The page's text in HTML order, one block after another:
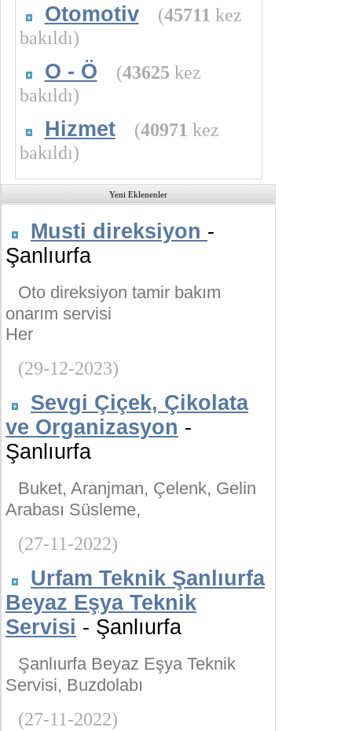
Otomotiv (45711 kez
bakıldı)
O - Ö (43625 kez
bakıldı)
Hizmet (40971 kez
bakıldı)
Yeni Eklenenler
Musti direksiyon -
Şanlıurfa
Oto direksiyon tamir bakım
onarım servisi
Her
(29-12-2023)
Sevgi Çiçek, Çikolata
ve Organizasyon -
Şanlıurfa
Buket, Aranjman, Çelenk, Gelin
Arabası Süsleme,
(27-11-2022)
Urfam Teknik Şanlıurfa
Beyaz Eşya Teknik
Servisi - Şanlıurfa
Şanlıurfa Beyaz Eşya Teknik
Servisi, Buzdolabı
(27-11-2022)